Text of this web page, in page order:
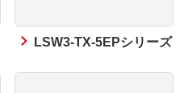
LSW3-TX-5EPシリーズ